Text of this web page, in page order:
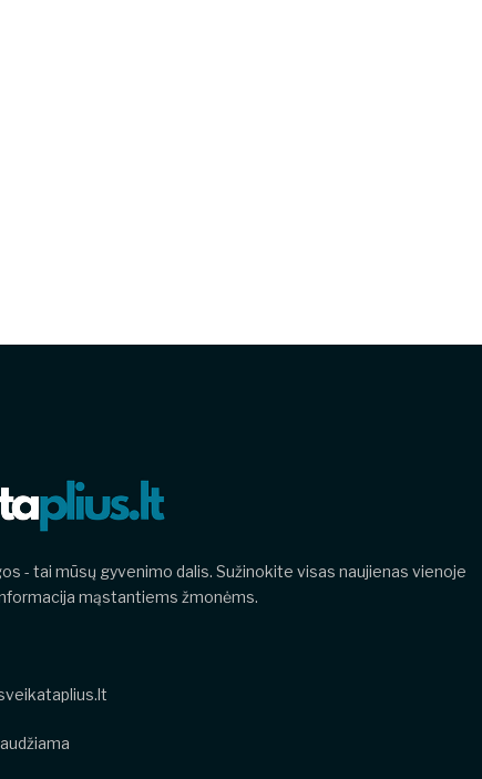
- tai mūsų gyvenimo dalis. Sužinokite visas naujienas vienoje
mąstantiems žmonėms.